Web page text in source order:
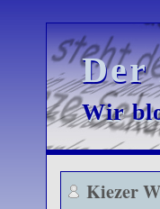
Der
Der
Wir
Wir
Kiezer